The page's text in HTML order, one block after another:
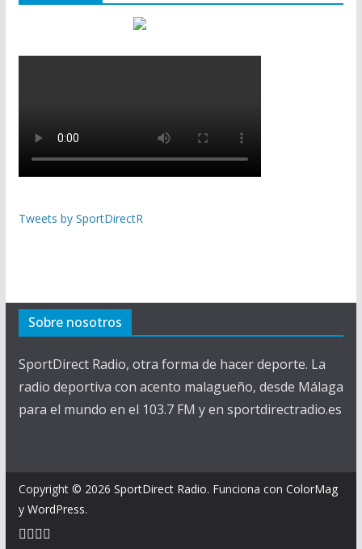
Tweets by SportDirectR
Sobre nosotros
SportDirect Radio, otra forma de hacer deporte. La
radio deportiva con acento malagueño, desde Málaga
para el mundo en el 103.7 FM y en sportdirectradio.es
Copyright © 2026 SportDirect Radio. Funciona con ColorMag
y WordPress.